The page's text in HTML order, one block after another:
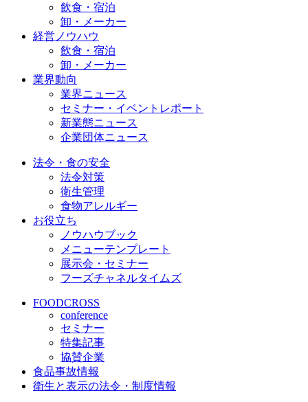
飲食・宿泊
卸・メーカー
経営ノウハウ
飲食・宿泊
卸・メーカー
業界動向
業界ニュース
セミナー・イベントレポート
新業態ニュース
企業団体ニュース
法令・食の安全
法令対策
衛生管理
食物アレルギー
お役立ち
ノウハウブック
メニューテンプレート
展示会・セミナー
フーズチャネルタイムズ
FOODCROSS
conference
セミナー
特集記事
協賛企業
食品事故情報
衛生と表示の法令・制度情報